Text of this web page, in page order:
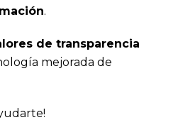
.
de transparencia
mejorada de